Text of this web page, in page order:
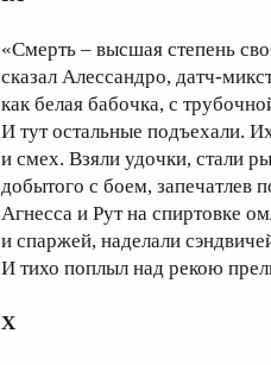
«Смерть – высшая степень
сказал Алессандро, датч-
как белая бабочка, с
И тут остальные подъехали.
и смех. Взяли удочки, стали
добытого с боем, запечатлев
Агнесса и Рут на спиртовке
и спаржей, наделали
И тихо поплыл над рекою
X